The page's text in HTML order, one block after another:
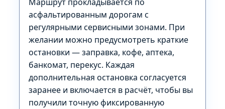
асфальтированным дорогам с
регулярными сервисными зонами. При
желании можно предусмотреть краткие
остановки — заправка, кофе, аптека,
банкомат, перекус. Каждая
дополнительная остановка согласуется
заранее и включается в расчёт, чтобы вы
получили точную фиксированную